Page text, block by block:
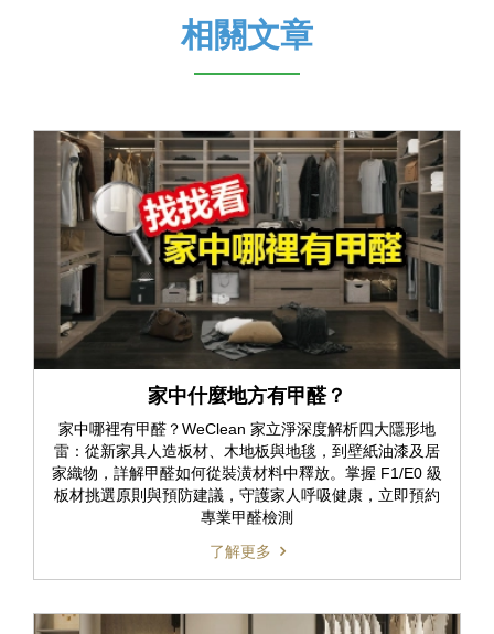
相關文章
家中什麼地方有甲醛？
家中哪裡有甲醛？WeClean 家立淨深度解析四大隱形地
雷：從新家具人造板材、木地板與地毯，到壁紙油漆及居
家織物，詳解甲醛如何從裝潢材料中釋放。掌握 F1/E0 級
板材挑選原則與預防建議，守護家人呼吸健康，立即預約
專業甲醛檢測
了解更多